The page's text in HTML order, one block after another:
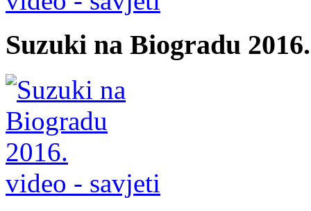
Suzuki na Biogradu 2016.
video - savjeti